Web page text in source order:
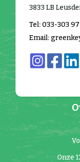
Onze
3833 LB
Tel: 033-303
Email: